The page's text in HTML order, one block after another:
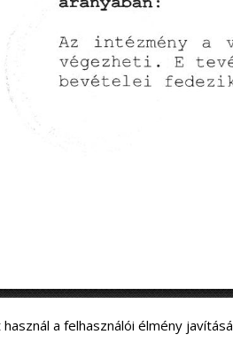
2018 - Minden jog fenntartva.
a felhasználói élmény